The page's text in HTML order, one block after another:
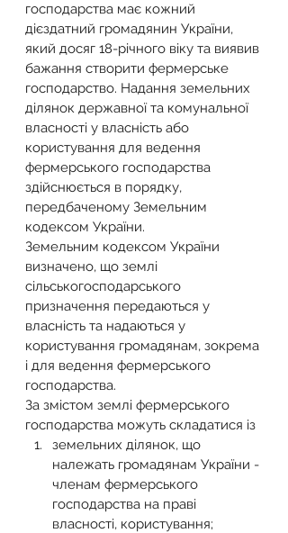
господарства має кожний
дієздатний громадянин України,
який досяг 18-річного віку та виявив
бажання створити фермерське
господарство. Надання земельних
ділянок державної та комунальної
власності у власність або
користування для ведення
фермерського господарства
здійснюється в порядку,
передбаченому Земельним
кодексом України.
Земельним кодексом України
визначено, що землі
сільськогосподарського
призначення передаються у
власність та надаються у
користування громадянам, зокрема
і для ведення фермерського
господарства.
За змістом землі фермерського
господарства можуть складатися із
земельних ділянок, що
належать громадянам України -
членам фермерського
господарства на праві
власності, користування;